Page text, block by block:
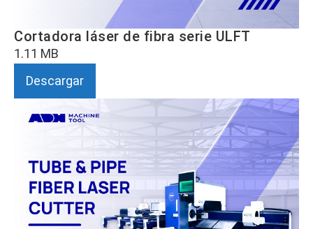
Cortadora láser de fibra serie ULFT
1.11 MB
Descargar